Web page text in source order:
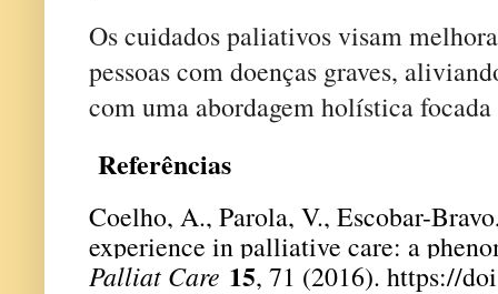
Os cuidados paliativos visam
pessoas com doenças graves,
com uma abordagem holística
Referências
Coelho, A., Parola, V., Escobar-
experience in palliative care: a
Palliat Care 15, 71 (2016). https://